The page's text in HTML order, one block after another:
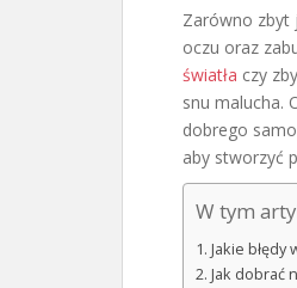
Zarówno zbyt
oczu oraz
światła czy
snu malucha.
dobrego
aby stworzyć
W tym
Jakie
Jak dobrać